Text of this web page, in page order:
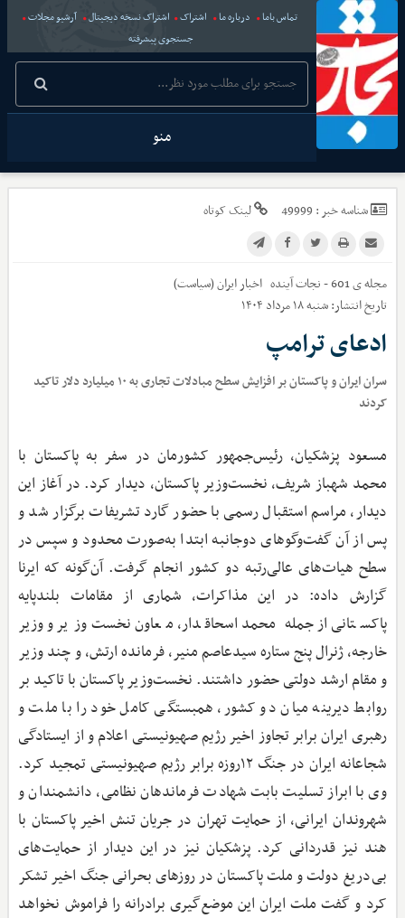
تماس باما درباره ما اشتراک اشتراک نسخه دیجیتال
آرشیو مجلات
جستجوی پیشرفته
منو
شناسه خبر : 49999 لینک کوتاه
مجله ی 601 - نجات آینده اخبارایران (سیاست)
تاریخ انتشار:شنبه ۱۸ مرداد ۱۴۰۴
ادعای ترامپ
سران ایران و پاکستان بر افزایش سطح مبادلات تجاری به ۱۰ میلیارد دلار تاکید
کردند
مسعود پزشکیان، رئیس‌جمهور کشورمان در سفر به پاکستان با
محمد شهباز شریف، نخست‌وزیر پاکستان، دیدار کرد. در آغاز این
دیدار، مراسم استقبال رسمی با حضور گارد تشریفات برگزار شد و
پس از آن گفت‌وگوهای دوجانبه ابتدا به‌صورت محدود و سپس در
سطح هیات‌های عالی‌رتبه دو کشور انجام گرفت. آن‌گونه که ایرنا
گزارش داده: در این مذاکرات، شماری از مقامات بلندپایه
پاکستانی ازجمله محمد اسحاقدار، معاون نخست‌وزیر و وزیر
خارجه، ژنرال پنج ستاره سیدعاصم منیر، فرمانده ارتش، و چند وزیر
و مقام ارشد دولتی حضور داشتند. نخست‌وزیر پاکستان با تاکید بر
روابط دیرینه میان دو کشور، همبستگی کامل خود را با ملت و
رهبری ایران برابر تجاوز اخیر رژیم صهیونیستی اعلام و از ایستادگی
شجاعانه ایران در جنگ ۱۲روزه برابر رژیم صهیونیستی تمجید کرد.
وی با ابراز تسلیت بابت شهادت فرماندهان نظامی، دانشمندان و
شهروندان ایرانی، از حمایت تهران در جریان تنش اخیر پاکستان با
هند نیز قدردانی کرد. پزشکیان نیز در این دیدار از حمایت‌های
بی‌دریغ دولت و ملت پاکستان در روزهای بحرانی جنگ اخیر تشکر
کرد و گفت ملت ایران این موضع‌گیری برادرانه را فراموش نخواهد